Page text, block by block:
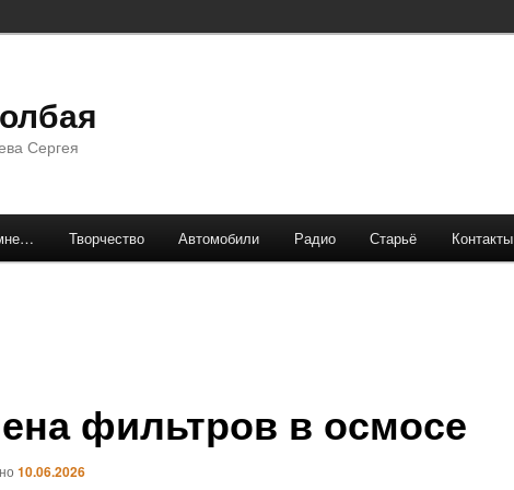
Сергея
Творчество Автомобили Радио Старьё Контакты
фильтров в осмосе
10.06.2026